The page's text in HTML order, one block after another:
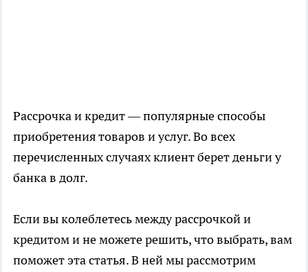
Рассрочка и кредит — популярные способы
приобретения товаров и услуг. Во всех
перечисленных случаях клиент беретденьгиу
банка в долг.
Если вы колеблетесь между рассрочкой и
кредитом и не можете решить, что выбрать, вам
поможет эта статья. В ней мы рассмотрим